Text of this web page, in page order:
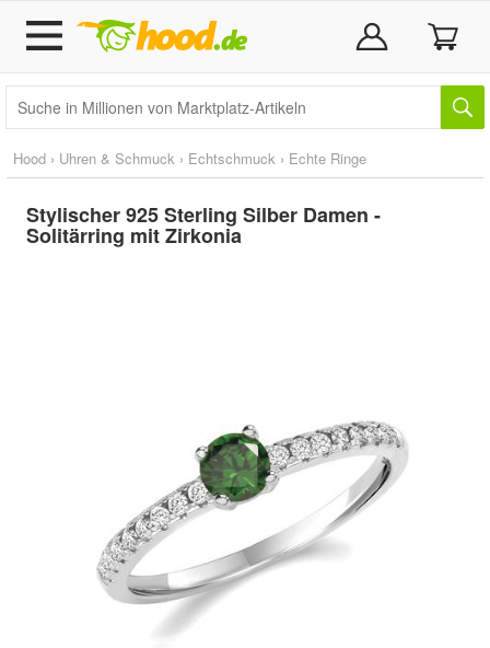
Hood › Uhren & Schmuck › Echtschmuck › Echte Ringe
Stylischer 925 Sterling Silber Damen -
Solitärring mit Zirkonia